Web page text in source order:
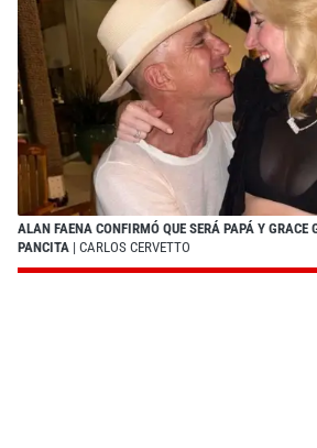
ALAN FAENA CONFIRMÓ QUE SERÁ PAPÁ Y GRACE
PANCITA | CARLOS CERVETTO